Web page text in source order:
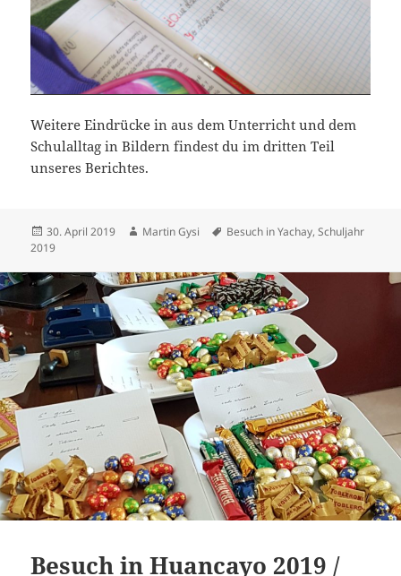
Weitere Eindrücke in aus dem Unterricht und dem
Schulalltag in Bildern findest du im dritten Teil
unseres Berichtes.
Posted
on
30. April 2019 Author
Martin Gysi Tags
Besuch in Yachay,Schuljahr
2019
Besuch in Huancayo 2019 /